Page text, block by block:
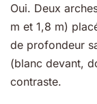
Oui. Deux
m et 1,8 m)
de profondeur
(blanc devant,
contraste.